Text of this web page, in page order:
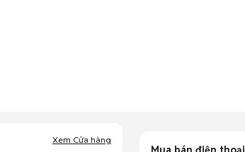
Xem Cửa hàng